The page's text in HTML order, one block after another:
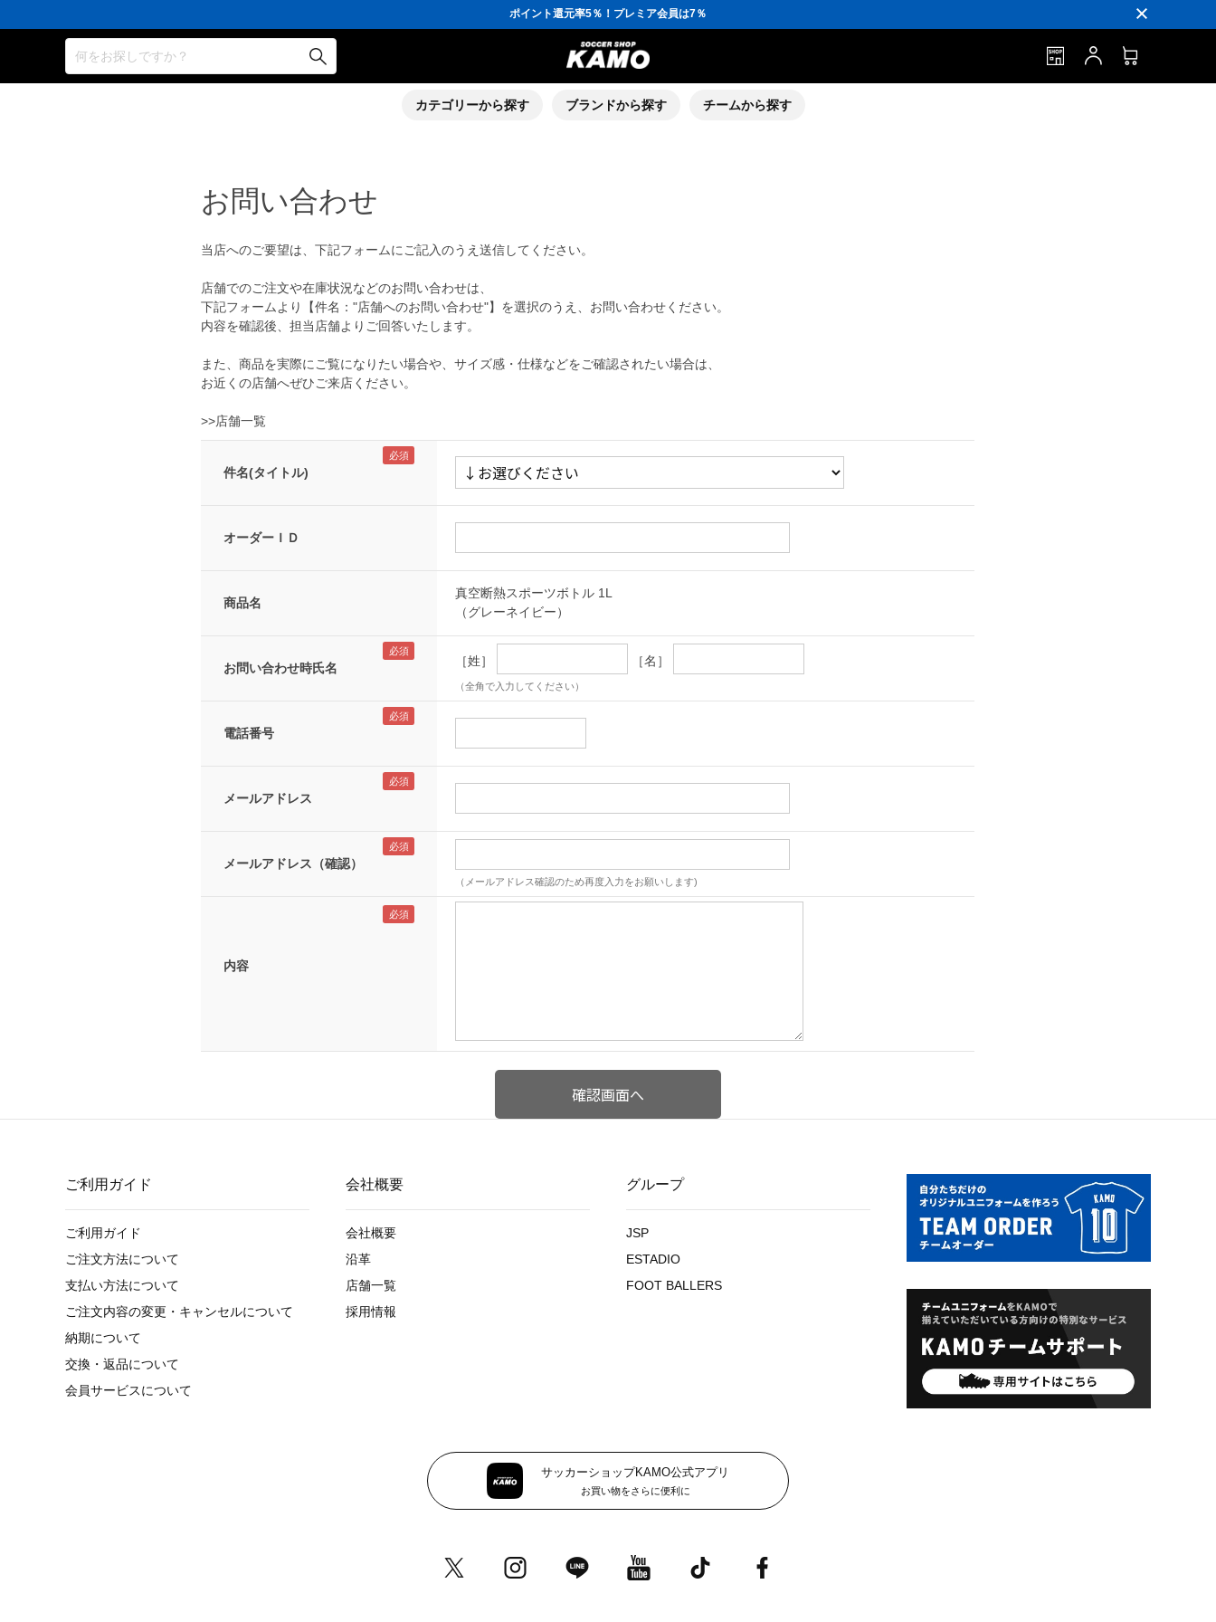
ポイント還元率5％！プレミア会員は7％
会員の方にはお誕生月に「10％OFFクーポン」プレゼント！
16,000円(税込)以上でシューズケースプレゼント！
3,300円(税込)以上で送料無料！
ポイント還元率5％！プレミア会員は7％
会員の方にはお誕生月に「10％OFFクーポン」プレゼント！
何をお探しですか？
カテゴリーから探す ブランドから探す チームから探す
お問い合わせ
当店へのご要望は、下記フォームにご記入のうえ送信してください。
店舗でのご注文や在庫状況などのお問い合わせは、
下記フォームより【件名："店舗へのお問い合わせ"】を選択のうえ、お問い合わせください。
内容を確認後、担当店舗よりご回答いたします。
また、商品を実際にご覧になりたい場合や、サイズ感・仕様などをご確認されたい場合は、
お近くの店舗へぜひご来店ください。
>>店舗一覧
件名(タイトル)
オーダーＩＤ
商品名
真空断熱スポーツボトル 1L
（グレーネイビー）
お問い合わせ時氏名 ［姓］ ［名］
（全角で入力してください）
電話番号
メールアドレス
メールアドレス（確認）
（メールアドレス確認のため再度入力をお願いします)
内容
ご利用ガイド
ご利用ガイド
ご注文方法について
支払い方法について
ご注文内容の変更・キャンセルについて
納期について
交換・返品について
会員サービスについて
会社概要
会社概要
沿革
店舗一覧
採用情報
グループ
JSP
ESTADIO
FOOT BALLERS
サッカーショップKAMO公式アプリ
お買い物をさらに便利に